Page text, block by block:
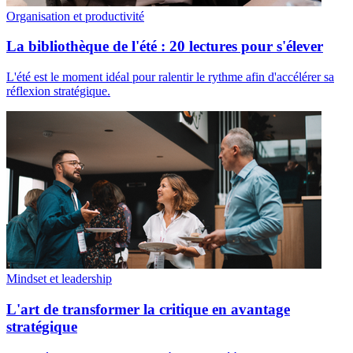
Organisation et productivité
La bibliothèque de l'été : 20 lectures pour s'élever
L'été est le moment idéal pour ralentir le rythme afin d'accélérer sa
réflexion stratégique.
Mindset et leadership
L'art de transformer la critique en avantage
stratégique